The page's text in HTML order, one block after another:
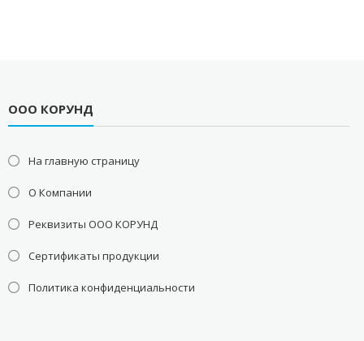
ООО КОРУНД
На главную страницу
О Компании
Реквизиты ООО КОРУНД
Сертификаты продукции
Политика конфиденциальности